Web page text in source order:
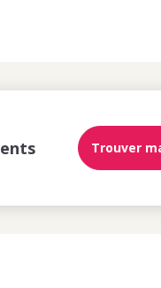
Trouver